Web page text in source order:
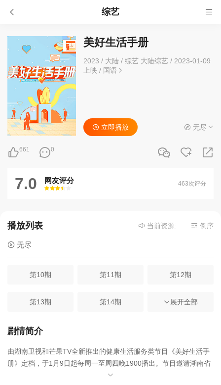
综艺
美好生活手册
2023 / 大陆 / 综艺 大陆综艺/ 2023-01-09
上映 / 国语
661 0
立即播放 无尽
7.0 网友评分
很差
较差还行推荐力荐
463次评分
播放列表 当前资源来源 无尽- 在线
倒序
无尽
第10期 第11期 第12期
第13期 第14期 第1期
第2期
第5期 第6期 第7期
展开全部
剧情简介
由湖南卫视和芒果TV全新推出的健康生活服务类节目《美好生活手
册》定档，于1月9日起每周一至周四晚1900播出。节目邀请湖南省
内外权威中西医专家组成美好生活团，帮助大众解决烦恼困惑，提